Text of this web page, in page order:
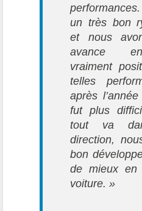
un très bon
et nous
avance
vraiment
telles
après
fut plus
tout va
direction,
bon
de mieux en
voiture. »